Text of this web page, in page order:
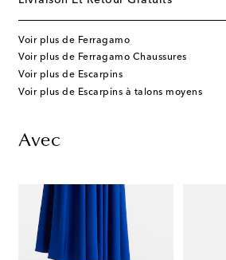
Voir plus de Ferragamo
Voir plus de Ferragamo Chaussures
Voir plus de Escarpins
Voir plus de Escarpins à talons moyens
Avec